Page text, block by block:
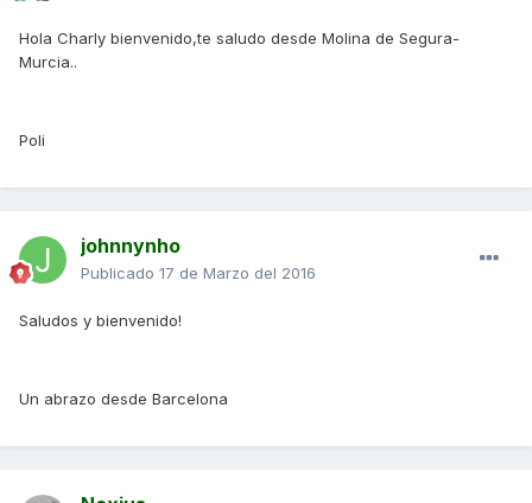
Hola Charly bienvenido,te saludo desde Molina de Segura-
Murcia..
Poli
johnnynho
Publicado 17 de Marzo del 2016
Saludos y bienvenido!
Un abrazo desde Barcelona